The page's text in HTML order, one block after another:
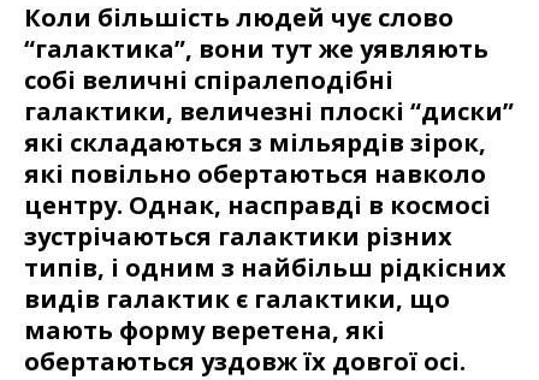
Коли більшість людей чує слово
“галактика”, вони тут же уявляють
собі величні спіралеподібні
галактики, величезні плоскі “диски”
які складаються з мільярдів зірок,
які повільно обертаються навколо
центру. Однак, насправді в космосі
зустрічаються галактики різних
типів, і одним з найбільш рідкісних
видів галактик є галактики, що
мають форму веретена, які
обертаються уздовж їх довгої осі.